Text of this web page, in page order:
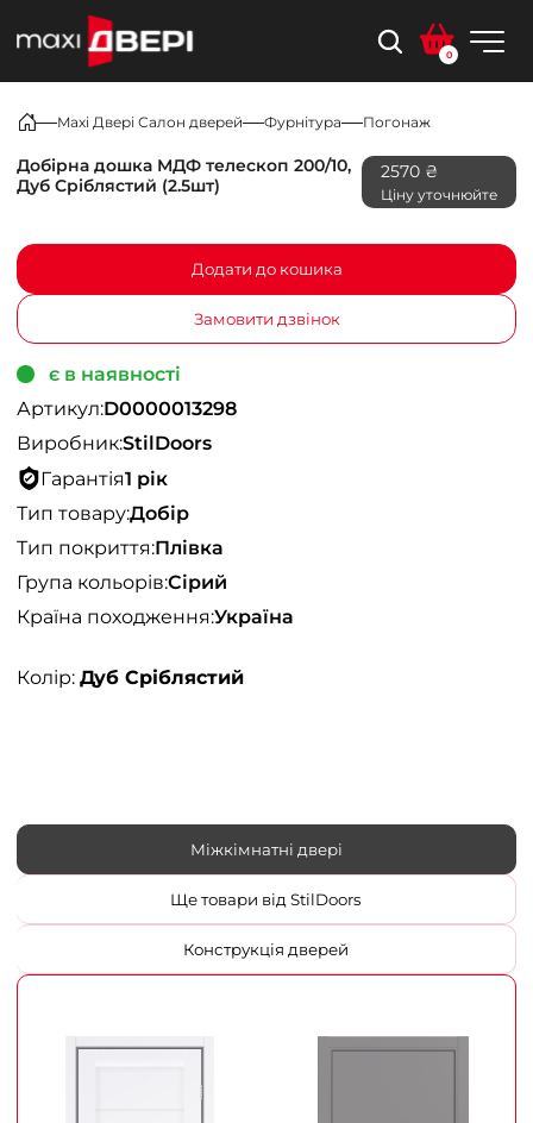
0
Maxi Двері Салон дверей Фурнітура Погонаж
Добірна дошка МДФ телескоп 200/10,
Дуб Сріблястий (2.5шт)
2570 ₴
Ціну уточнюйте
Додати до кошика
Замовити дзвінок
є в наявності
Артикул:D0000013298
Виробник:StilDoors
Гарантія1 рік
Тип товару:Добір
Тип покриття:Плівка
Група кольорів:Сірий
Країна походження:Україна
Колір: Дуб Сріблястий
Міжкімнатні двері
Ще товари від StilDoors
Конструкція дверей